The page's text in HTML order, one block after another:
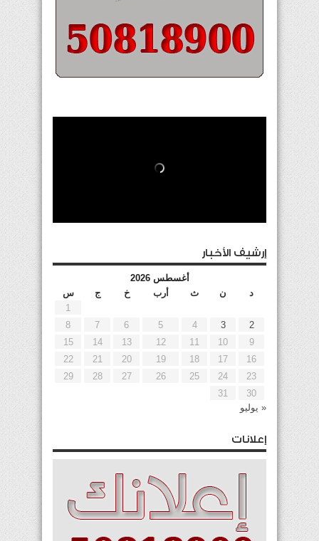
إرشيف الأخبار
أغسطس 2026
د
ن ث أرب خ ج
س
1
2
3
4
5
6
7
8
9
10
11
12
13
14
15
16
17
18
19
20
21
22
23
24
25
26
27
28
29
30
31
« يوليو
إعلانات